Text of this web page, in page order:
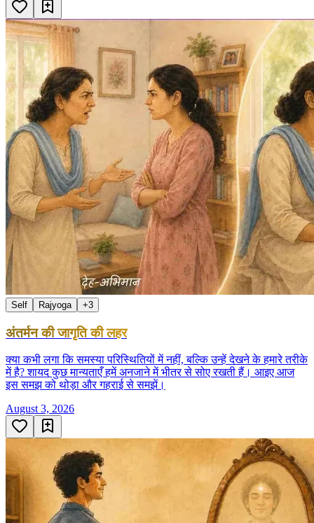
Self Rajyoga +3
अंतर्मन की जागृति की लहर
क्या कभी लगा कि समस्या परिस्थितियों में नहीं, बल्कि उन्हें देखने के हमारे तरीके
में है? शायद कुछ मान्यताएँ हमें अनजाने में भीतर से सोए रखती हैं। आइए आज
इस समझ को थोड़ा और गहराई से समझें।
August 3, 2026